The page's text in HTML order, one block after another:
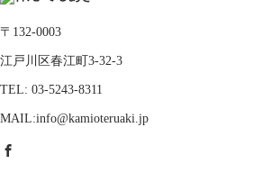
〒132-0003
江戸川区春江町3-32-3
TEL: 03-5243-8311
MAIL:info@kamioteruaki.jp